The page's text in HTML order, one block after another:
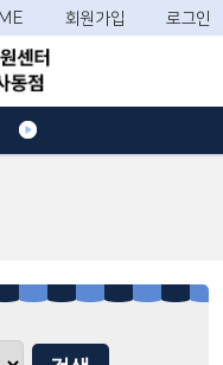
회원가입 로그인